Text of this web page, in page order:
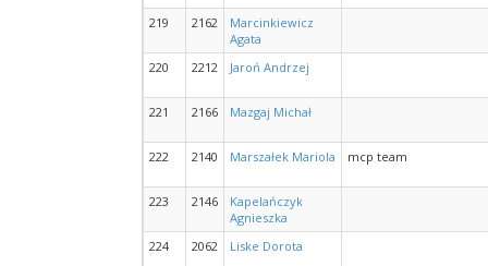
219 2162
Marcinkiewicz
Agata
220
2212 Jaroń Andrzej
221 2166 Mazgaj Michał
222 2140 Marszałek Mariola mcp team
223 2146
Kapelańczyk
Agnieszka
224
2062 Liske Dorota